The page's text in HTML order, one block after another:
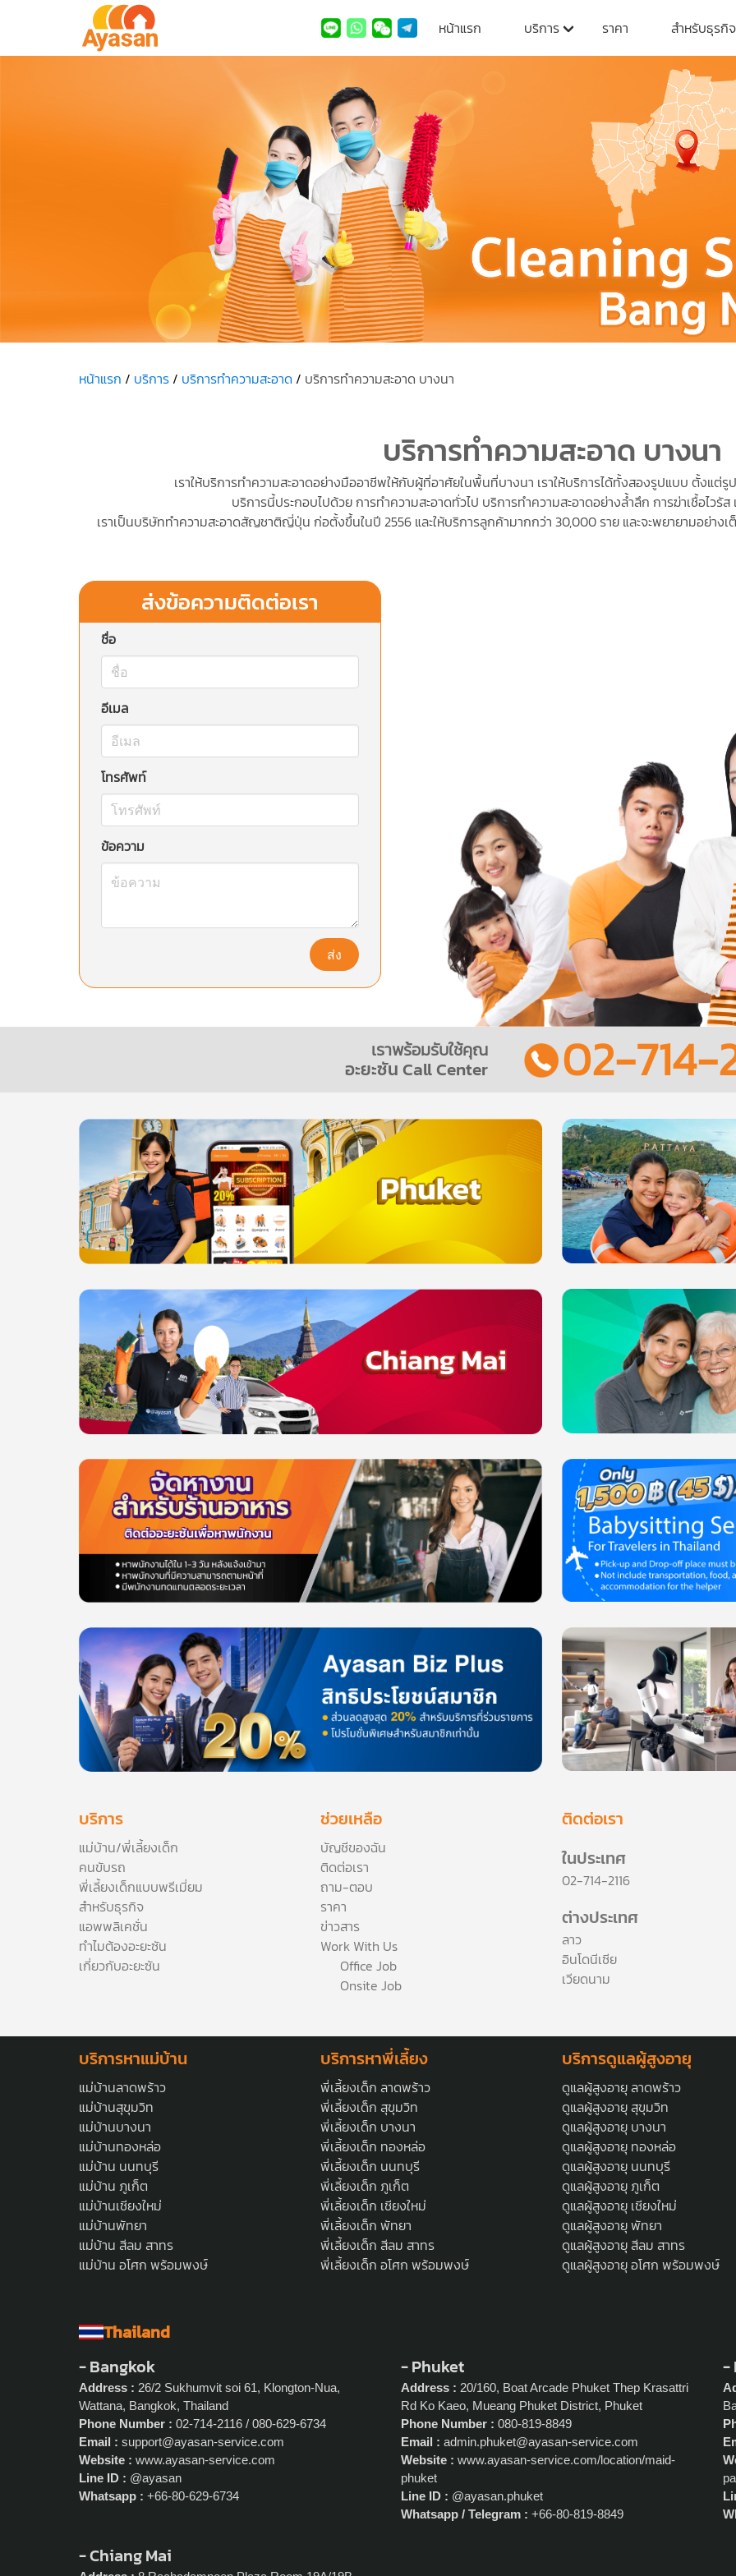
หน้าแรก บริการ ราคา สำหรับธุรกิจ
หน้าแรก บริการ บริการทำความสะอาด บริการทำความสะอาด บางนา
บริการทำความสะอาด บางนา
เราให้บริการทำความสะอาดอย่างมืออาชีพให้กับผู้ที่อาศัยในพื้นที่บางนา เราให้บริการได้ทั้งสองรูปแบบ ตั้งแ
บริการนี้ประกอบไปด้วย การทำความสะอาดทั่วไป บริการทำความสะอาดอย่างล้ำลึก การฆ่าเชื้อไวรั
เราเป็นบริษัททำความสะอาดสัญชาติญี่ปุ่น ก่อตั้งขึ้นในปี 2556 และให้บริการลูกค้ามากกว่า 30,000 ราย และจะพยายามอย่างเ
ส่งข้อความติดต่อเรา
ชื่อ
อีเมล
โทรศัพท์
ข้อความ
ส่ง
เราพร้อมรับใช้คุณ
อะยะซัน Call Center 02-714-
บริการ
แม่บ้าน/พี่เลี้ยงเด็ก
คนขับรถ
พี่เลี้ยงเด็กแบบพรีเมี่ยม
สำหรับธุรกิจ
แอพพลิเคชั่น
ทำไมต้องอะยะซัน
เกี่ยวกับอะยะซัน
ช่วยเหลือ
บัญชีของฉัน
ติดต่อเรา
ถาม-ตอบ
ราคา
ข่าวสาร
Work With Us
Office Job
Onsite Job
ติดต่อเรา
ในประเทศ
02-714-2116
ต่างประเทศ
ลาว
อินโดนีเซีย
เวียดนาม
บริการหาแม่บ้าน
แม่บ้านลาดพร้าว
แม่บ้านสุขุมวิท
แม่บ้านบางนา
แม่บ้านทองหล่อ
แม่บ้าน นนทบุรี
แม่บ้าน ภูเก็ต
แม่บ้านเชียงใหม่
แม่บ้านพัทยา
แม่บ้าน สีลม สาทร
แม่บ้าน อโศก พร้อมพงษ์
บริการหาพี่เลี้ยง
พี่เลี้ยงเด็ก ลาดพร้าว
พี่เลี้ยงเด็ก สุขุมวิท
พี่เลี้ยงเด็ก บางนา
พี่เลี้ยงเด็ก ทองหล่อ
พี่เลี้ยงเด็ก นนทบุรี
พี่เลี้ยงเด็ก ภูเก็ต
พี่เลี้ยงเด็ก เชียงใหม่
พี่เลี้ยงเด็ก พัทยา
พี่เลี้ยงเด็ก สีลม สาทร
พี่เลี้ยงเด็ก อโศก พร้อมพงษ์
บริการดูแลผู้สูงอายุ
ดูแลผู้สูงอายุ ลาดพร้าว
ดูแลผู้สูงอายุ สุขุมวิท
ดูแลผู้สูงอายุ บางนา
ดูแลผู้สูงอายุ ทองหล่อ
ดูแลผู้สูงอายุ นนทบุรี
ดูแลผู้สูงอายุ ภูเก็ต
ดูแลผู้สูงอายุ เชียงใหม่
ดูแลผู้สูงอายุ พัทยา
ดูแลผู้สูงอายุ สีลม สาทร
ดูแลผู้สูงอายุ อโศก พร้อมพงษ์
Thailand
- Bangkok
Address : 26/2 Sukhumvit soi 61, Klongton-Nua,
Wattana, Bangkok, Thailand
Phone Number : 02-714-2116 / 080-629-6734
Email : support@ayasan-service.com
Website : www.ayasan-service.com
Line ID : @ayasan
Whatsapp : +66-80-629-6734
- Phuket
Address : 20/160, Boat Arcade Phuket Thep Krasattri
Rd Ko Kaeo, Mueang Phuket District, Phuket
Phone Number : 080-819-8849
Email : admin.phuket@ayasan-service.com
Website : www.ayasan-service.com/location/maid-
phuket
Line ID : @ayasan.phuket
Whatsapp / Telegram : +66-80-819-8849
-
- Chiang Mai